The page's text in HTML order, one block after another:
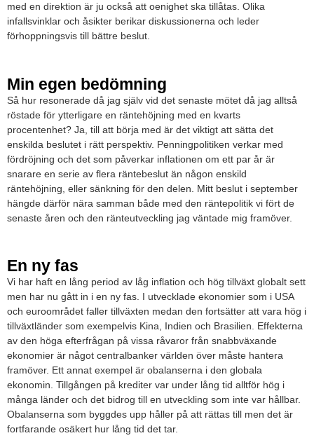
med en direktion är ju också att oenighet ska tillåtas. Olika
infallsvinklar och åsikter berikar diskussionerna och leder
förhoppningsvis till bättre beslut.
Min egen bedömning
Så hur resonerade då jag själv vid det senaste mötet då jag alltså
röstade för ytterligare en räntehöjning med en kvarts
procentenhet? Ja, till att börja med är det viktigt att sätta det
enskilda beslutet i rätt perspektiv. Penningpolitiken verkar med
fördröjning och det som påverkar inflationen om ett par år är
snarare en serie av flera räntebeslut än någon enskild
räntehöjning, eller sänkning för den delen. Mitt beslut i september
hängde därför nära samman både med den räntepolitik vi fört de
senaste åren och den ränteutveckling jag väntade mig framöver.
En ny fas
Vi har haft en lång period av låg inflation och hög tillväxt globalt sett
men har nu gått in i en ny fas. I utvecklade ekonomier som i USA
och euroområdet faller tillväxten medan den fortsätter att vara hög i
tillväxtländer som exempelvis Kina, Indien och Brasilien. Effekterna
av den höga efterfrågan på vissa råvaror från snabbväxande
ekonomier är något centralbanker världen över måste hantera
framöver. Ett annat exempel är obalanserna i den globala
ekonomin. Tillgången på krediter var under lång tid alltför hög i
många länder och det bidrog till en utveckling som inte var hållbar.
Obalanserna som byggdes upp håller på att rättas till men det är
fortfarande osäkert hur lång tid det tar.